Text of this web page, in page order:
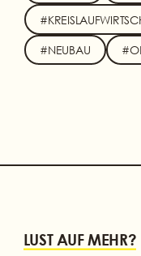
#NEUBAU
LUST AUF MEHR?